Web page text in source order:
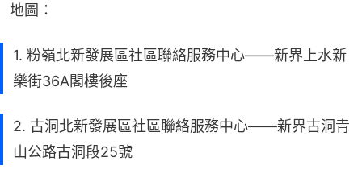
地圖：
1. 粉嶺北新發展區社區聯絡服務中心——新界上水新
樂街36A閣樓後座
2. 古洞北新發展區社區聯絡服務中心——新界古洞青
山公路古洞段25號